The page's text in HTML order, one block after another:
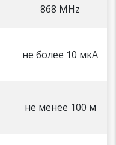
868 МHz
не более 10 мкА
не менее 100 м